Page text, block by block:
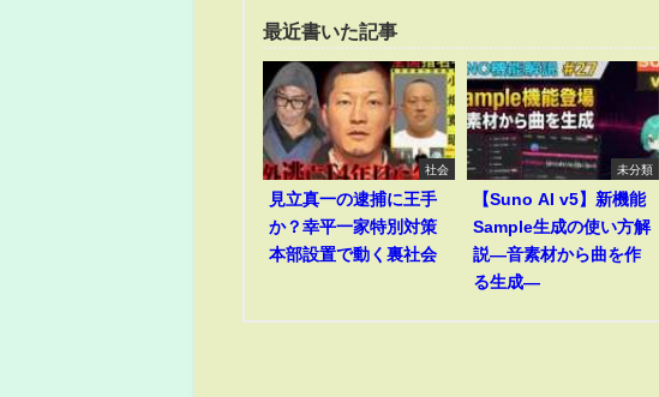
最近書いた記事
社会
見立真一の逮捕に王手
か？幸平一家特別対策
本部設置で動く裏社会
未分類
【Suno AI v5】新機能
Sample生成の使い方解
説―音素材から曲を作
る生成―